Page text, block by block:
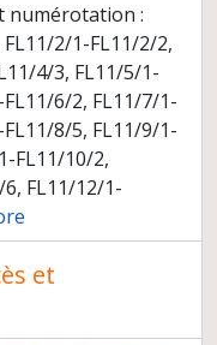
numérotation :
2/1-FL11/2/2,
4/3, FL11/5/1-
6/2, FL11/7/1-
8/5, FL11/9/1-
FL11/10/2,
FL11/12/1-
et